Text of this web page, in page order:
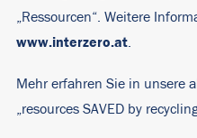
„Ressourcen“. Weitere
www.interzero.at
Mehr erfahren Sie in unsere
resources SAVED by